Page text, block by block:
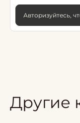
Авторизуйтесь,
Другие